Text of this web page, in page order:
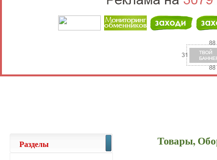
Товары,
Разделы